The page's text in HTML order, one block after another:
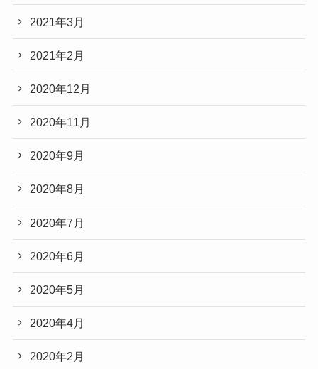
2021年3月
2021年2月
2020年12月
2020年11月
2020年9月
2020年8月
2020年7月
2020年6月
2020年5月
2020年4月
2020年2月